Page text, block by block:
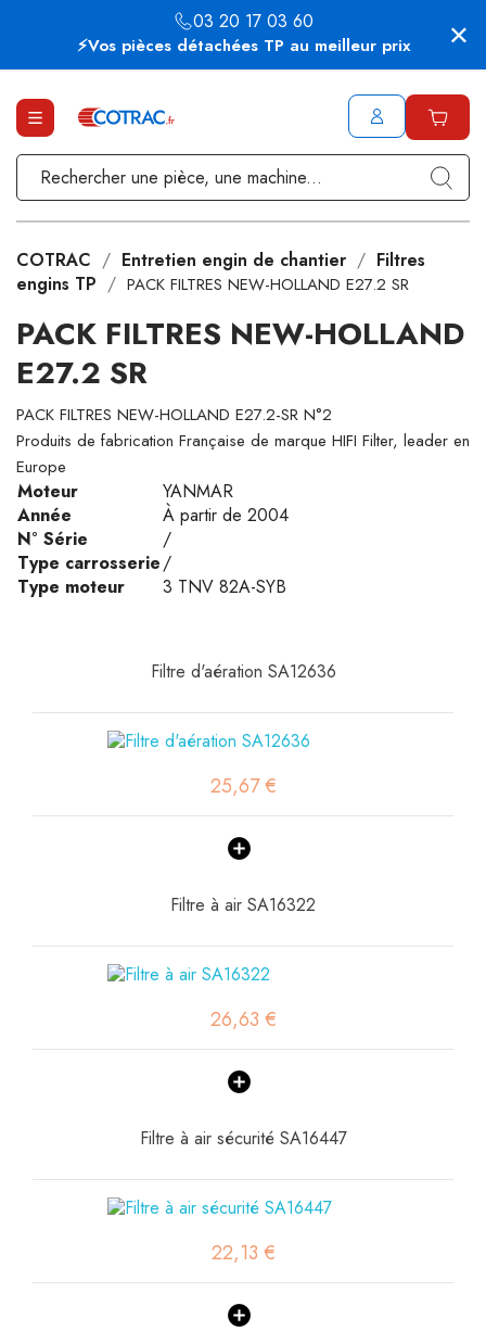
⚡Vos pièces détachées TP au meilleur prix
03 20 17 03 60
COTRAC Entretien engin de chantier
Filtres
engins TP
PACK FILTRES NEW-HOLLAND E27.2 SR
PACK FILTRES NEW-HOLLAND
E27.2 SR
PACK FILTRES NEW-HOLLAND E27.2-SR N°2
Produits de fabrication Française de marque HIFI Filter, leader en
Europe
Moteur
YANMAR
Année
À partir de 2004
N° Série
/
Type carrosserie/
Type moteur
3 TNV 82A-SYB
Filtre d'aération SA12636
25,67 €
Filtre à air SA16322
26,63 €
Filtre à air sécurité SA16447
22,13 €